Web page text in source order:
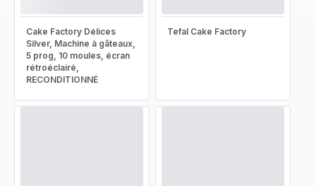
Cake Factory Délices
Silver, Machine à gâteaux,
5 prog, 10 moules, écran
rétroéclairé,
RECONDITIONNÉ
Tefal Cake Factory